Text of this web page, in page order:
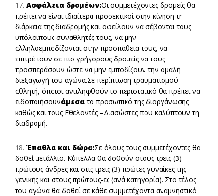
Ασφάλεια δρομέων:Οι συμμετέχοντες δρομείς θα
πρέπει να είναι ιδιαίτερα προσεκτικοί στην κίνηση τη
διάρκεια της διαδρομής και οφείλουν να σέβονται τους
υπόλοιπους συναθλητές τους, να μην
αλληλοεμποδίζονται στην προσπάθεια τους, να
επιτρέπουν σε πιο γρήγορους δρομείς να τους
προσπεράσουν ώστε να μην εμποδίζουν την ομαλή
διεξαγωγή του αγώνα.Σε περίπτωση τραυματισμού
αθλητή, όποιοι αντιληφθούν το περιστατικό θα πρέπει να
ειδοποιήσουνάμεσατο προσωπικό της διοργάνωσης
καθώς και τους Εθελοντές –Διασώστες που καλύπτουν τη
διαδρομή.
Έπαθλα και δώρα:Σε όλους τους συμμετέχοντες θα
δοθεί μετάλλιο. Κύπελλα θα δοθούν στους τρεις (3)
πρώτους άνδρες και στις τρεις (3) πρώτες γυναίκες της
γενικής και στους πρώτους-ες (ανά κατηγορία). Στο τέλος
του αγώνα θα δοθεί σε κάθε συμμετέχοντα αναμνηστικό